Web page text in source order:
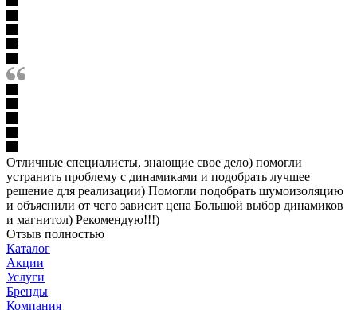
Отличные специалисты, знающие свое дело) помогли
устранить проблему с динамиками и подобрать лучшее
решение для реализации) Помогли подобрать шумоизоляцию
и объяснили от чего зависит цена Большой выбор динамиков
и магнитол) Рекомендую!!!)
Отзыв полностью
Каталог
Акции
Услуги
Бренды
Компания